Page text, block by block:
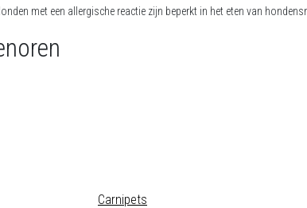
met een allergische reactie zijn beperkt in het eten van
Carnipets